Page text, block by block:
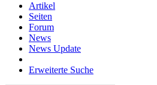
Artikel
Seiten
Forum
News
News Update
Erweiterte Suche